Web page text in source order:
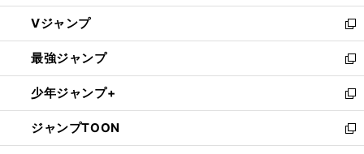
ウ
ィ
ン
ド
ウ
で
開
く
し
い
ウ
ィ
ン
ド
ウ
で
開
Vジャンプ
新
し
い
ウ
ィ
ン
ド
ウ
最強ジャンプ
新
し
い
ウ
ィ
ン
少年ジャンプ+
新
し
い
ウ
ジャンプTOON
新
し